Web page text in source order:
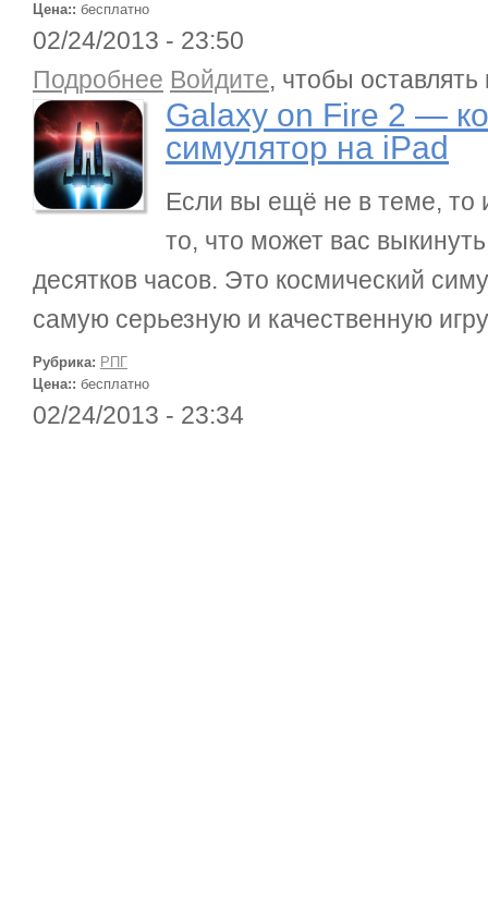
Цена:: бесплатно
02/24/2013 - 23:50
Подробнее о Galaxy on Fire 2 — космический симулятор на
Войдите, чтобы
Galaxy on Fire 2 —
симулятор на iPad
Если вы ещё не в теме, то
то, что может вас
десятков часов. Это космический
самую серьезную и качественную
Рубрика: РПГ
Цена:: бесплатно
02/24/2013 - 23:34